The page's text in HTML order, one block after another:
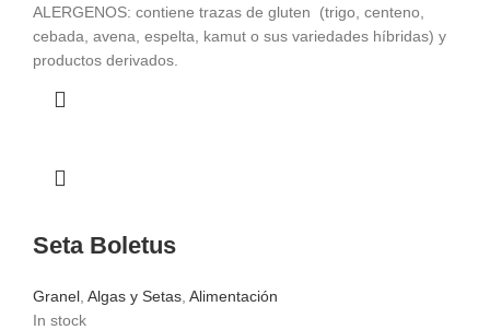
€ 4,50
hasta
€ 7,95
ALERGENOS: contiene trazas de gluten (trigo, centeno,
cebada, avena, espelta, kamut o sus variedades híbridas) y
productos derivados.
Seta Boletus
Granel Algas y Setas Alimentación
In stock